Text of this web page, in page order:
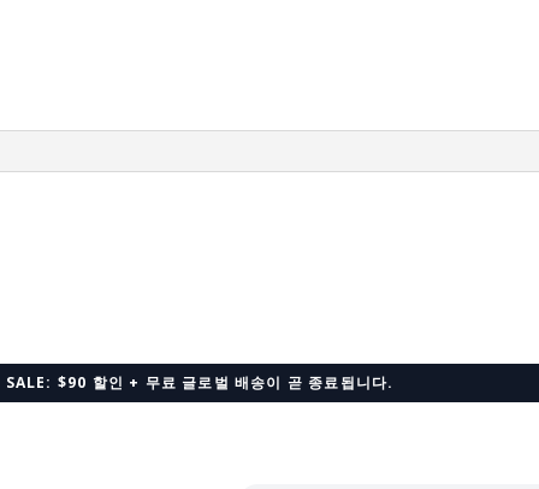
SALE: $90 할인 + 무료 글로벌 배송이 곧 종료됩니다.